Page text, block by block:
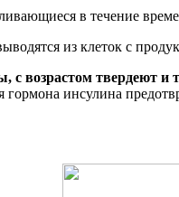
в течение
из клеток с
с возрастом твердеют и
гормона инсулина